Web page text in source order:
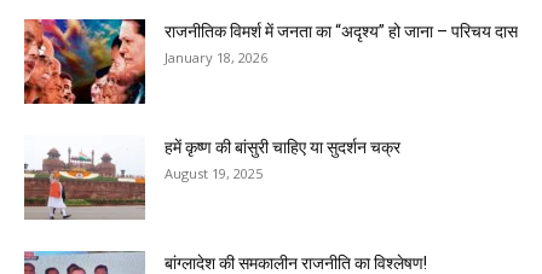
राजनीतिक विमर्श में जनता का “अदृश्य” हो जाना – परिचय दास
January 18, 2026
हमें कृष्ण की बांसुरी चाहिए या सुदर्शन चक्र
August 19, 2025
बांग्लादेश की समकालीन राजनीति का विश्लेषण!